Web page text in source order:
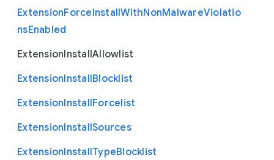
ExtensionForceInstallWithNonMalwareViolatio
nsEnabled
ExtensionInstallAllowlist
ExtensionInstallBlocklist
ExtensionInstallForcelist
ExtensionInstallSources
ExtensionInstallTypeBlocklist